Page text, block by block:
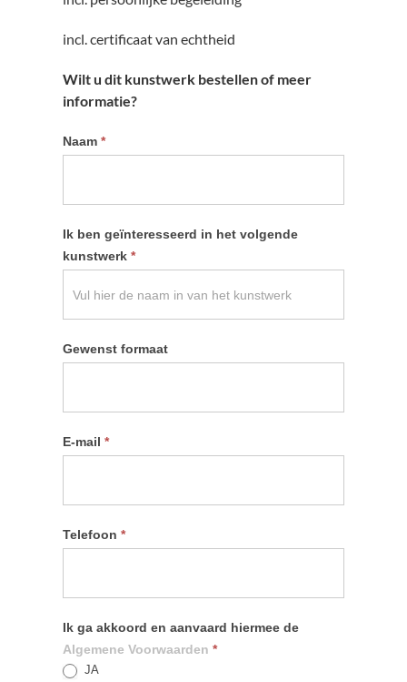
incl. certificaat van echtheid
Wilt u dit kunstwerk bestellen of meer
informatie?
Informatie
Naam *
Ik ben geïnteresseerd in het volgende
kunstwerk *
Gewenst formaat
E-mail *
Telefoon *
Ik ga akkoord en aanvaard hiermee de
Algemene Voorwaarden *
JA